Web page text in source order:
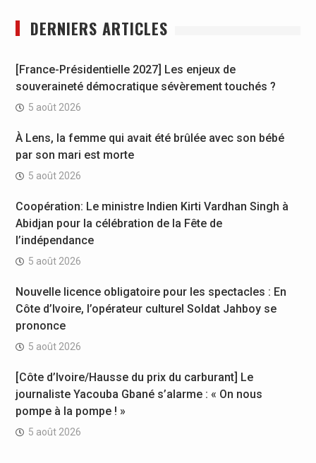
DERNIERS ARTICLES
[France-Présidentielle 2027] Les enjeux de
souveraineté démocratique sévèrement touchés ?
5 août 2026
À Lens, la femme qui avait été brûlée avec son bébé
par son mari est morte
5 août 2026
Coopération: Le ministre Indien Kirti Vardhan Singh à
Abidjan pour la célébration de la Fête de
l’indépendance
5 août 2026
Nouvelle licence obligatoire pour les spectacles : En
Côte d’Ivoire, l’opérateur culturel Soldat Jahboy se
prononce
5 août 2026
[Côte d’Ivoire/Hausse du prix du carburant] Le
journaliste Yacouba Gbané s’alarme : « On nous
pompe à la pompe ! »
5 août 2026